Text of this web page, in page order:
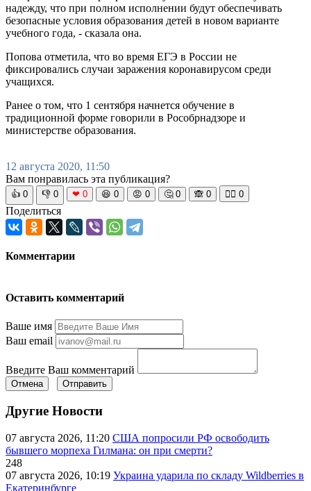
надежду, что при полном исполнении будут обеспечивать
безопасные условия образования детей в новом варианте
учебного года, - сказала она.
Попова отметила, что во время ЕГЭ в России не
фиксировались случаи заражения коронавирусом среди
учащихся.
Ранее о том, что 1 сентября начнется обучение в
традиционной форме говорили в Рособрнадзоре и
министерстве образования.
12 августа 2020, 11:50
Вам понравилась эта публикация?
👍 0 👎 0 ❤ 0 😆 0 😡 0 🤔 0 🙈 0 🧘‍♀️ 0
Поделиться
Комментарии
Оставить комментарий
Ваше имя
Ваш email
Введите Ваш комментарий
Отмена Отправить
Другие Новости
07 августа 2026, 11:20 США попросили РФ освободить
бывшего морпеха Гилмана: он при смерти?
248
07 августа 2026, 10:19 Украина ударила по складу Wildberries в
Екатеринбурге